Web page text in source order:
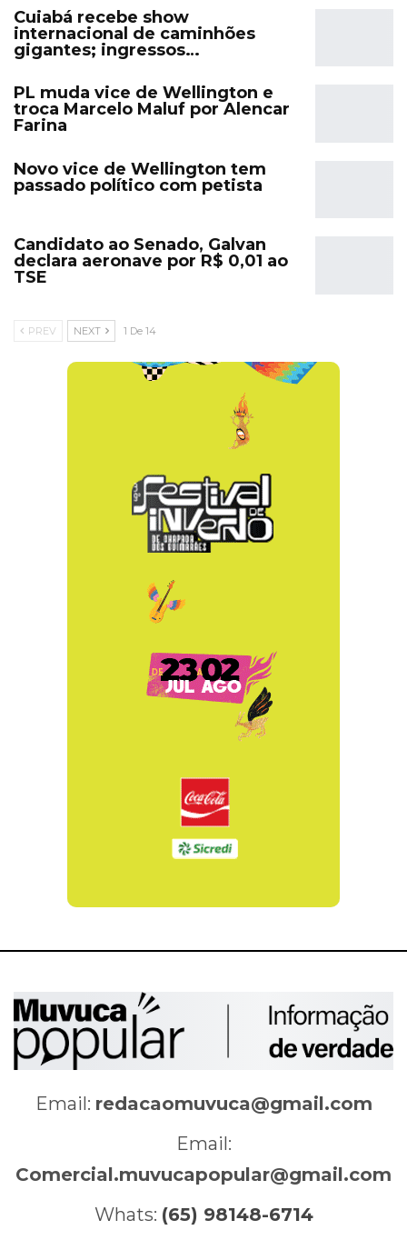
Cuiabá recebe show
internacional de caminhões
gigantes; ingressos…
PL muda vice de Wellington e
troca Marcelo Maluf por Alencar
Farina
Novo vice de Wellington tem
passado político com petista
Candidato ao Senado, Galvan
declara aeronave por R$ 0,01 ao
TSE
PREV NEXT 1 De 14
Email: redacaomuvuca@gmail.com
Email:
Comercial.muvucapopular@gmail.com
Whats: (65) 98148-6714